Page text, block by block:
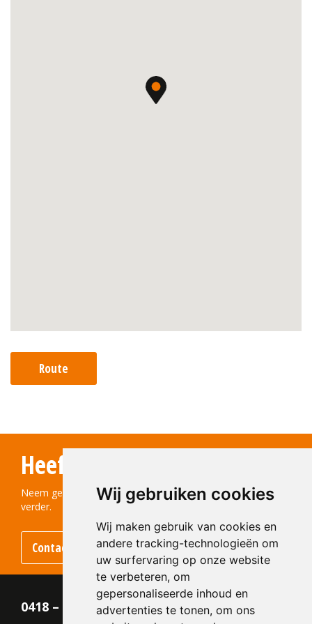
Wij gebruiken cookies
Wij maken gebruik van cookies en
andere tracking-technologieën om
uw surfervaring op onze website
te verbeteren, om
gepersonaliseerde inhoud en
advertenties te tonen, om ons
Route
Heeft u vragen?
Neem gerust contact met ons op! We helpen u graag
verder.
Contact opnemen
0418 – 55 22 21